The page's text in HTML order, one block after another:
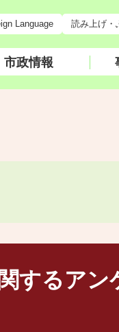
Language 読み上げ・
市政情報
するアン